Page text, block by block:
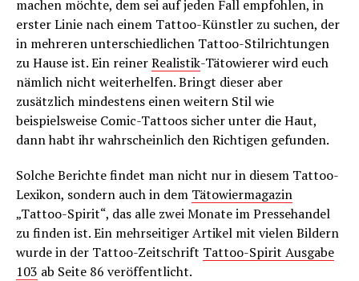
machen möchte, dem sei auf jeden Fall empfohlen, in
erster Linie nach einem Tattoo-Künstler zu suchen, der
in mehreren unterschiedlichen Tattoo-Stilrichtungen
zu Hause ist. Ein reinerRealistik-Tätowierer wird euch
nämlich nicht weiterhelfen. Bringt dieser aber
zusätzlich mindestens einen weitern Stil wie
beispielsweise Comic-Tattoos sicher unter die Haut,
dann habt ihr wahrscheinlich den Richtigen gefunden.
Solche Berichte findet man nicht nur in diesem Tattoo-
Lexikon, sondern auch in dem Tätowiermagazin
„Tattoo-Spirit“, das alle zwei Monate im Pressehandel
zu finden ist. Ein mehrseitiger Artikel mit vielen Bildern
wurde in der Tattoo-Zeitschrift Tattoo-Spirit Ausgabe
103 ab Seite 86 veröffentlicht.